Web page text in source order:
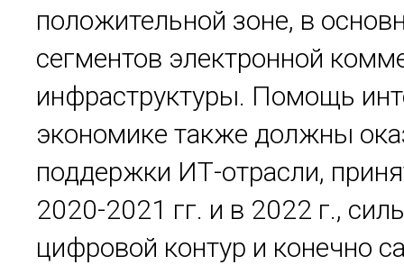
положительной зоне, в
сегментов электронной
инфраструктуры. Помощь
экономике также должны
поддержки ИТ-отрасли,
2020-2021 гг. и в 2022 г.,
цифровой контур и конечно